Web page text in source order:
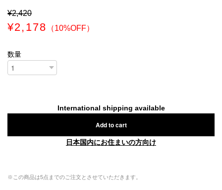
¥2,420
¥2,178 （10%OFF）
数量
International shipping available
Add to cart
日本国内にお住まいの方向け
※この商品は5点までのご注文とさせていただきます。